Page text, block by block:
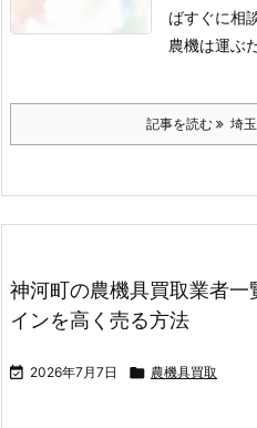
ばすぐに相
農機は運ぶ
記事を読む 埼
神河町の農機具買取業者
インを高く売る方法
 2026年7月7日  農機具買取